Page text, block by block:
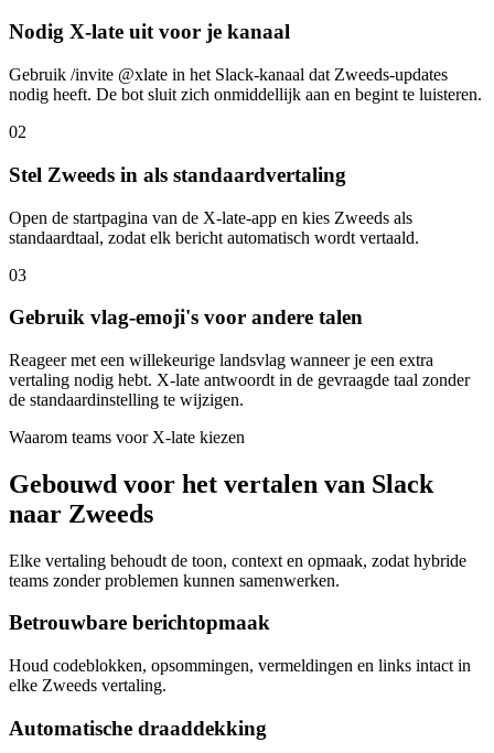
Nodig X-late uit voor je kanaal
Gebruik /invite @xlate in het Slack-kanaal dat Zweeds-updates
nodig heeft. De bot sluit zich onmiddellijk aan en begint te luisteren.
02
Stel Zweeds in als standaardvertaling
Open de startpagina van de X-late-app en kies Zweeds als
standaardtaal, zodat elk bericht automatisch wordt vertaald.
03
Gebruik vlag-emoji's voor andere talen
Reageer met een willekeurige landsvlag wanneer je een extra
vertaling nodig hebt. X-late antwoordt in de gevraagde taal zonder
de standaardinstelling te wijzigen.
Waarom teams voor X-late kiezen
Gebouwd voor het vertalen van Slack
naar Zweeds
Elke vertaling behoudt de toon, context en opmaak, zodat hybride
teams zonder problemen kunnen samenwerken.
Betrouwbare berichtopmaak
Houd codeblokken, opsommingen, vermeldingen en links intact in
elke Zweeds vertaling.
Automatische draaddekking